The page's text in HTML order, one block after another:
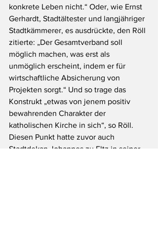
konkrete Leben nicht.“ Oder, wie Ernst
Gerhardt, Stadtältester und langjähriger
Stadtkämmerer, es ausdrückte, den Röll
zitierte: „Der Gesamtverband soll
möglich machen, was erst als
unmöglich erscheint, indem er für
wirtschaftliche Absicherung von
Projekten sorgt.“ Und so trage das
Konstrukt „etwas von jenem positiv
bewahrenden Charakter der
katholischen Kirche in sich“, so Röll.
Diesen Punkt hatte zuvor auch
Stadtdekan Johannes zu Eltz in seiner